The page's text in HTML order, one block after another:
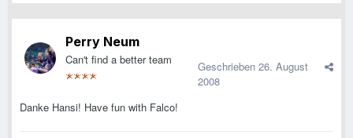
Perry Neum
Can't find a better team Geschrieben 26. August
2008
Danke Hansi! Have fun with Falco!